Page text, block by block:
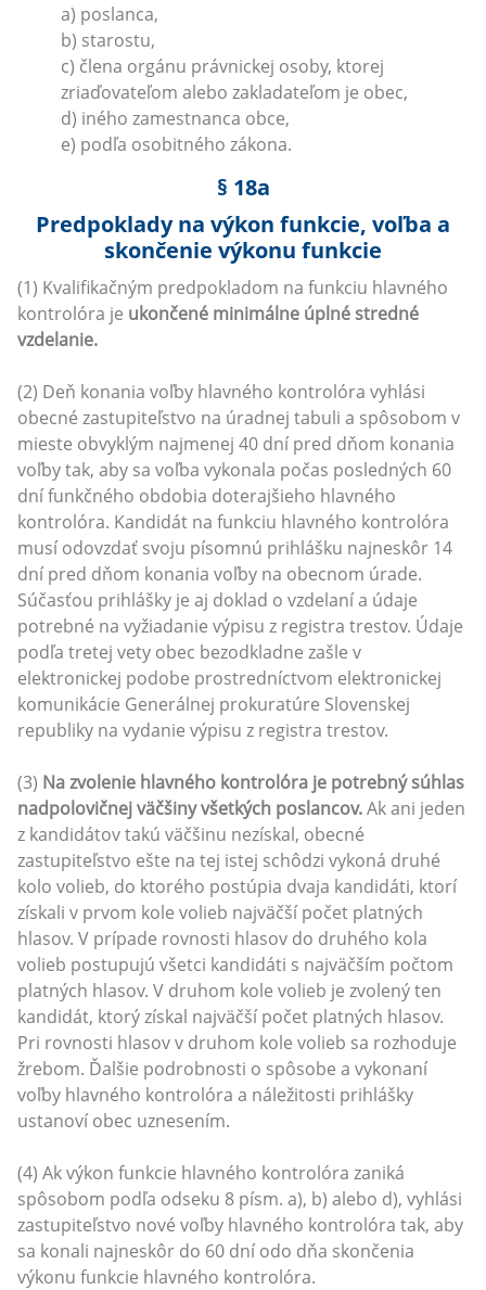
a) poslanca,
b) starostu,
c) člena orgánu právnickej osoby, ktorej
zriaďovateľom alebo zakladateľom je obec,
d) iného zamestnanca obce,
e) podľa osobitného zákona.
§ 18a
Predpoklady na výkon funkcie, voľba a
skončenie výkonu funkcie
(1) Kvalifikačným predpokladom na funkciu hlavného
kontrolóra je ukončené minimálne úplné stredné
vzdelanie.
(2) Deň konania voľby hlavného kontrolóra vyhlási
obecné zastupiteľstvo na úradnej tabuli a spôsobom v
mieste obvyklým najmenej 40 dní pred dňom konania
voľby tak, aby sa voľba vykonala počas posledných 60
dní funkčného obdobia doterajšieho hlavného
kontrolóra. Kandidát na funkciu hlavného kontrolóra
musí odovzdať svoju písomnú prihlášku najneskôr 14
dní pred dňom konania voľby na obecnom úrade.
Súčasťou prihlášky je aj doklad o vzdelaní a údaje
potrebné na vyžiadanie výpisu z registra trestov. Údaje
podľa tretej vety obec bezodkladne zašle v
elektronickej podobe prostredníctvom elektronickej
komunikácie Generálnej prokuratúre Slovenskej
republiky na vydanie výpisu z registra trestov.
(3) Na zvolenie hlavného kontrolóra je potrebný súhlas
nadpolovičnej väčšiny všetkých poslancov.Ak ani jeden
z kandidátov takú väčšinu nezískal, obecné
zastupiteľstvo ešte na tej istej schôdzi vykoná druhé
kolo volieb, do ktorého postúpia dvaja kandidáti, ktorí
získali v prvom kole volieb najväčší počet platných
hlasov. V prípade rovnosti hlasov do druhého kola
volieb postupujú všetci kandidáti s najväčším počtom
platných hlasov. V druhom kole volieb je zvolený ten
kandidát, ktorý získal najväčší počet platných hlasov.
Pri rovnosti hlasov v druhom kole volieb sa rozhoduje
žrebom. Ďalšie podrobnosti o spôsobe a vykonaní
voľby hlavného kontrolóra a náležitosti prihlášky
ustanoví obec uznesením.
(4) Ak výkon funkcie hlavného kontrolóra zaniká
spôsobom podľa odseku 8 písm. a), b) alebo d), vyhlási
zastupiteľstvo nové voľby hlavného kontrolóra tak, aby
sa konali najneskôr do 60 dní odo dňa skončenia
výkonu funkcie hlavného kontrolóra.